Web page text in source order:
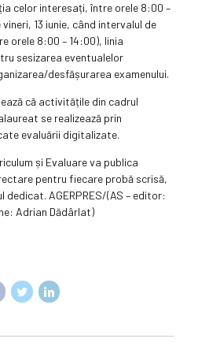
celor interesați, între orele 8:00 –
13 iunie, când intervalul de
orele 8:00 – 14:00), linia
sesizarea eventualelor
desfășurarea examenului.
că activitățile din cadrul
se realizează prin
evaluării digitalizate.
și Evaluare va publica
pentru fiecare probă scrisă,
AGERPRES/(AS – editor:
Adrian Dădârlat)